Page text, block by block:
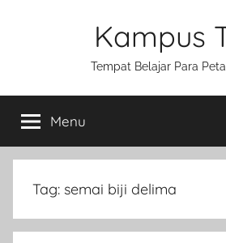
Kampus
Tempat Belajar Para
Menu
Tag: semai biji delima